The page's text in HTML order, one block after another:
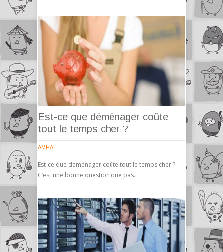
Est-ce que déménager coûte
tout le temps cher ?
AMHA
Est-ce que déménager coûte tout le temps cher ?
C‘est une bonne question que pas..